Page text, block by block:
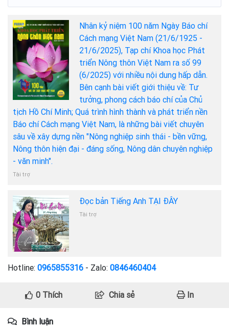
Nhân kỷ niệm 100 năm Ngày Báo chí
Cách mạng Việt Nam (21/6/1925 -
21/6/2025), Tạp chí Khoa học Phát
triển Nông thôn Việt Nam ra số 99
(6/2025) với nhiều nội dung hấp dẫn.
Bên cạnh bài viết giới thiệu về: Tư
tưởng, phong cách báo chí của Chủ
tịch Hồ Chí Minh; Quá trình hình thành và phát triển nền
Báo chí Cách mạng Việt Nam, là những bài viết chuyên
sâu về xây dựng nền "Nông nghiệp sinh thái - bền vững,
Nông thôn hiện đại - đáng sống, Nông dân chuyên nghiệp
- văn minh".
Tài trợ
Đọc bản Tiếng Anh TẠI ĐÂY
Tài trợ
Hotline: 0965855316 - Zalo: 0846460404
0Thích Chia sẻ In
Bình luận